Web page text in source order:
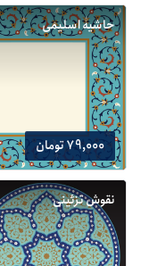
حاشیه اسلیمی
79,000 تومان
نقوش تزئینی